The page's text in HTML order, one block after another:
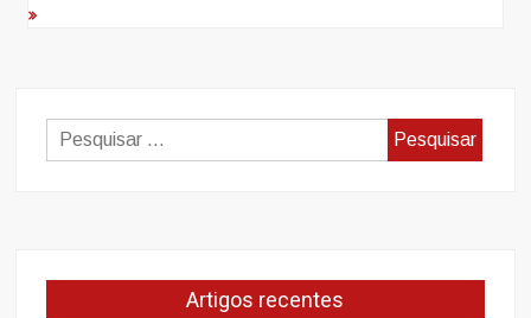
Pesquisar
por:
Artigos recentes